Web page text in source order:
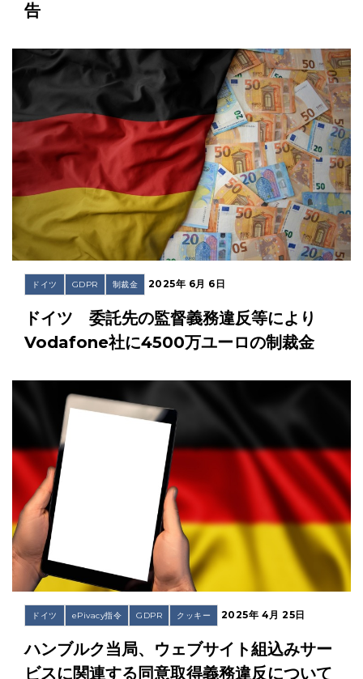
告
ドイツ GDPR 制裁金 2025年 6月 6日
ドイツ 委託先の監督義務違反等により
Vodafone社に4500万ユーロの制裁金
ドイツ ePivacy指令 GDPR クッキー 2025年 4月 25日
ハンブルク当局、ウェブサイト組込みサー
ビスに関連する同意取得義務違反について